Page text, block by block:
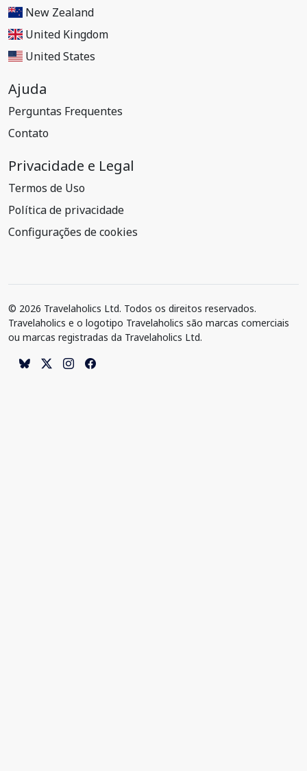
New Zealand
United Kingdom
United States
Ajuda
Perguntas Frequentes
Contato
Privacidade e Legal
Termos de Uso
Política de privacidade
Configurações de cookies
© 2026 Travelaholics Ltd. Todos os direitos reservados.
Travelaholics e o logotipo Travelaholics são marcas comerciais
ou marcas registradas da Travelaholics Ltd.